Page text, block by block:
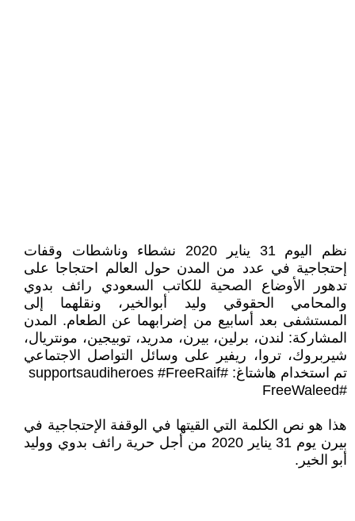
نظم اليوم 31 يناير 2020 نشطاء وناشطات وقفات
إحتجاجية في عدد من المدن حول العالم احتجاجا على
تدهور الأوضاع الصحية للكاتب السعودي رائف بدوي
والمحامي الحقوقي وليد أبوالخير، ونقلهما إلى
المستشفى بعد أسابيع من إضرابهما عن الطعام. المدن
المشاركة: لندن، برلين، بيرن، مدريد، توبيجين، مونتريال،
شيربروك، تروا، ريفير على وسائل التواصل الاجتماعي
تم استخدام هاشتاغ: #supportsaudiheroes #FreeRaif
#FreeWaleed
هذا هو نص الكلمة التي القيتها في الوقفة الإحتجاجية في
بيرن يوم 31 يناير 2020 من أجل حرية رائف بدوي ووليد
أبو الخير.